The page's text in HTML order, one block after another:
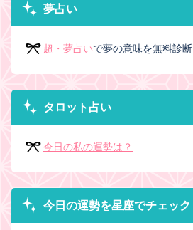
夢占い
超・夢占いで夢の意味を無料診断
タロット占い
今日の私の運勢は？
今日の運勢を星座でチェック